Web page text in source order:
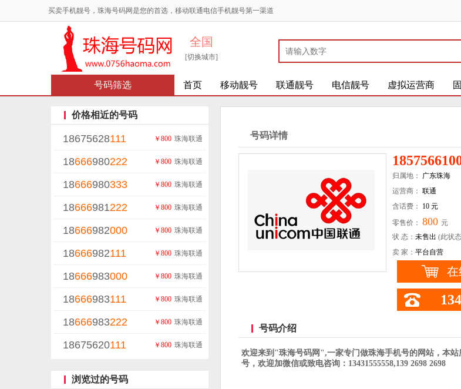
买卖手机靓号，珠海号码网是您的首选，移动联通电信手机靓号第一渠道
全国
[切换城市]
号码筛选 首页 移动靓号 联通靓号 电信靓号 虚拟运营商
价格相近的号码
18675628111 珠海联通
￥800
18666980222 珠海联通
￥800
18666980333 珠海联通
￥800
18666981222 珠海联通
￥800
18666982000 珠海联通
￥800
18666982111 珠海联通
￥800
18666983000 珠海联通
￥800
18666983111 珠海联通
￥800
18666983222 珠海联通
￥800
18675620111 珠海联通
￥800
浏览过的号码
号码详情
归属地： 广东珠海
运营商： 联通
含话费： 10 元
零售价： 800 元
状 态： 未售出 (此状
卖 家： 平台自营
在
号码介绍
欢迎来到"珠海号码网",一家专门做珠海手机号的网站，本
号，欢迎加微信或致电咨询：13431555558,139 2698 2698